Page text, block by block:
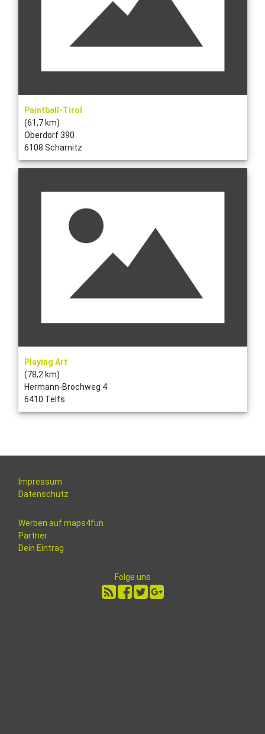
Paintball-Tirol
(61,7 km)
Oberdorf 390
6108 Scharnitz
Playing Art
(78,2 km)
Hermann-Brochweg 4
6410 Telfs
Impressum
Datenschutz
Werben auf maps4fun
Partner
Dein Eintrag
Folge uns